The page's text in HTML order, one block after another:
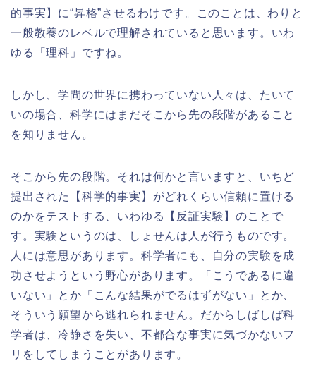
的事実】に“昇格”させるわけです。このことは、わりと
一般教養のレベルで理解されていると思います。いわ
ゆる「理科」ですね。
しかし、学問の世界に携わっていない人々は、たいて
いの場合、科学にはまだそこから先の段階があること
を知りません。
そこから先の段階。それは何かと言いますと、いちど
提出された【科学的事実】がどれくらい信頼に置ける
のかをテストする、いわゆる【反証実験】のことで
す。実験というのは、しょせんは人が行うものです。
人には意思があります。科学者にも、自分の実験を成
功させようという野心があります。「こうであるに違
いない」とか「こんな結果がでるはずがない」とか、
そういう願望から逃れられません。だからしばしば科
学者は、冷静さを失い、不都合な事実に気づかないフ
リをしてしまうことがあります。